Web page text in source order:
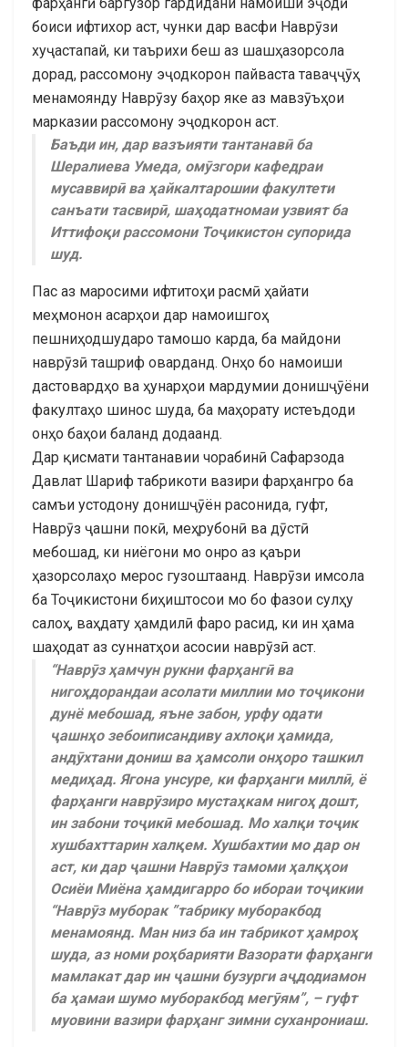
боиси ифтихор аст, чунки дар васфи Наврӯзи
хуҷастапай, ки таърихи беш аз шашҳазорсола
дорад, рассомону эҷодкорон пайваста таваҷҷӯҳ
менамоянду Наврӯзу баҳор яке аз мавзӯъҳои
марказии рассомону эҷодкорон аст.
Баъди ин, дар вазъияти тантанавӣ ба
Шералиева Умеда, омӯзгори кафедраи
мусаввирӣ ва ҳайкалтарошии факултети
санъати тасвирӣ, шаҳодатномаи узвият ба
Иттифоқи рассомони Тоҷикистон супорида
шуд.
Пас аз маросими ифтитоҳи расмӣ ҳайати
меҳмонон асарҳои дар намоишгоҳ
пешниҳодшударо тамошо карда, ба майдони
наврӯзӣ ташриф оварданд. Онҳо бо намоиши
дастовардҳо ва ҳунарҳои мардумии донишҷӯёни
факултаҳо шинос шуда, ба маҳорату истеъдоди
онҳо баҳои баланд додаанд.
Дар қисмати тантанавии чорабинӣ Сафарзода
Давлат Шариф табрикоти вазири фарҳангро ба
самъи устодону донишҷӯён расонида, гуфт,
Наврӯз ҷашни покӣ, меҳрубонӣ ва дӯстӣ
мебошад, ки ниёгони мо онро аз қаъри
ҳазорсолаҳо мерос гузоштаанд. Наврӯзи имсола
ба Тоҷикистони биҳиштосои мо бо фазои сулҳу
салоҳ, ваҳдату ҳамдилӣ фаро расид, ки ин ҳама
шаҳодат аз суннатҳои асосии наврӯзӣ аст.
“Наврӯз ҳамчун рукни фарҳангӣ ва
нигоҳдорандаи асолати миллии мо тоҷикони
дунё мебошад, яъне забон, урфу одати
ҷашнҳо зебоиписандиву ахлоқи ҳамида,
андӯхтани дониш ва ҳамсоли онҳоро ташкил
медиҳад. Ягона унсуре, ки фарҳанги миллӣ, ё
фарҳанги наврӯзиро мустаҳкам нигоҳ дошт,
ин забони тоҷикӣ мебошад. Мо халқи тоҷик
хушбахттарин халқем. Хушбахтии мо дар он
аст, ки дар ҷашни Наврӯз тамоми ҳалқҳои
Осиёи Миёна ҳамдигарро бо ибораи тоҷикии
“Наврӯз муборак ”табрику муборакбод
менамоянд. Ман низ ба ин табрикот ҳамроҳ
шуда, аз номи роҳбарияти Вазорати фарҳанги
мамлакат дар ин ҷашни бузурги аҷдодиамон
ба ҳамаи шумо муборакбод мегӯям”, – гуфт
муовини вазири фарҳанг зимни суханрониаш.